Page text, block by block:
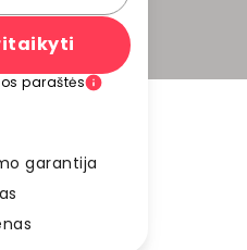
paraštės
garantija